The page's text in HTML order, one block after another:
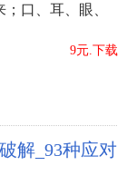
口、耳、眼、
9元.下载
解_93种应对